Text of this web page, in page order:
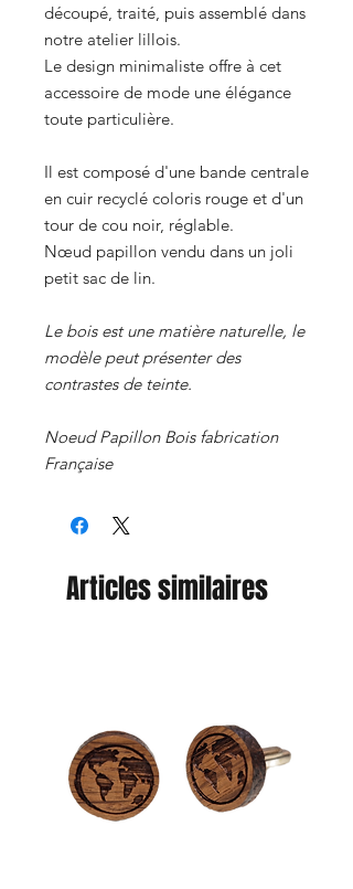
découpé, traité, puis assemblé dans
notre atelier lillois.
Le design minimaliste offre à cet
accessoire de mode une élégance
toute particulière.
Il est composé d'une bande centrale
en cuir recyclé coloris rouge et d'un
tour de cou noir, réglable.
Nœud papillon vendu dans un joli
petit sac de lin.
Le bois est une matière naturelle, le
modèle peut présenter des
contrastes de teinte.
Noeud Papillon Bois fabrication
Française
Articles similaires